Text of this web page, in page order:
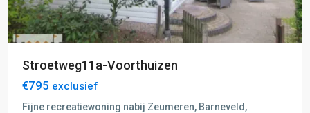
Stroetweg11a-Voorthuizen
€795 exclusief
Fijne recreatiewoning nabij Zeumeren, Barneveld,